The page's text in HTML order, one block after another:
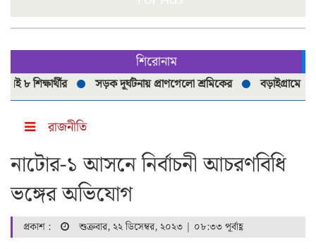
শিরোনাম
সড়ক দূর্ঘটনায় প্রাণগেলো শ্রমিকের বড়াইগ্রামে
রাজনীতি
নাটোর-১ আসনে নির্বাচনী আচরণবিধি
ভঙ্গের অভিযোগ
প্রকাশ : শুক্রবার, ২২ ডিসেম্বর, ২০২৩ | ০৮:৩৩ পূর্বাহ্ণ